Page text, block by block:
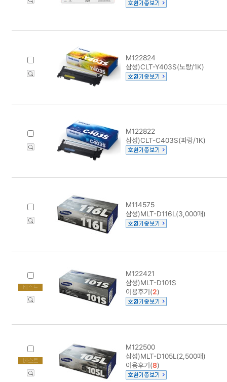
M122824
삼성)CLT-Y403S(노랑/1K)
M122822
삼성)CLT-C403S(파랑/1K)
M114575
삼성)MLT-D116L(3,000매)
M122421
삼성)MLT-D101S
이용후기(2)
M122500
삼성)MLT-D105L(2,500매)
이용후기(8)